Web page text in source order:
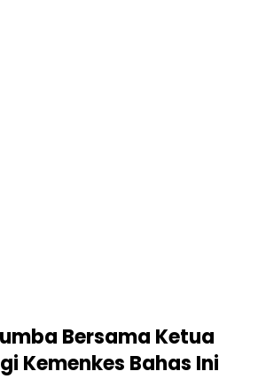
Bersama Ketua
Kemenkes Bahas Ini